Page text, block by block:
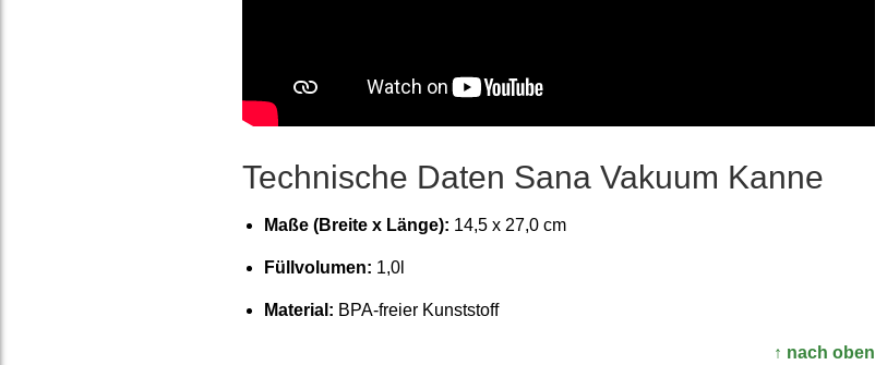
Technische Daten Sana Vakuum Kanne
Maße (Breite x Länge): 14,5 x 27,0 cm
Füllvolumen: 1,0l
Material: BPA-freier Kunststoff
↑ nach oben